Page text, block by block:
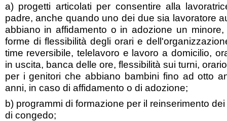
a) progetti articolati per consentire alla
padre, anche quando uno dei due sia lavoratore
abbiano in affidamento o in adozione un
forme di flessibilità degli orari e
time reversibile, telelavoro e lavoro a domicilio,
in uscita, banca delle ore, flessibilità sui turni,
per i genitori che abbiano bambini fino ad otto
anni, in caso di affidamento o di adozione;
b) programmi di formazione per il reinserimento
di congedo;